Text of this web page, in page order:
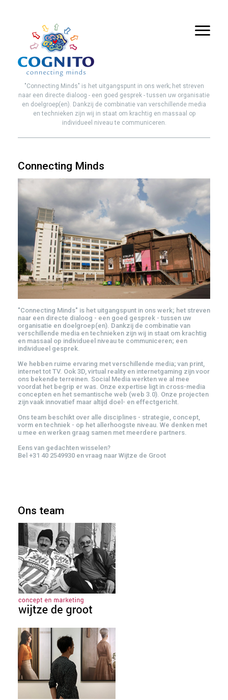
"Connecting Minds" is het uitgangspunt in ons werk; het streven
naar een directe dialoog - een goed gesprek - tussen uw organisatie
en doelgroep(en). Dankzij de combinatie van verschillende media
en technieken zijn wij in staat om krachtig en massaal op
individueel niveau te communiceren.
Connecting Minds
"Connecting Minds" is het uitgangspunt in ons werk; het streven
naar een directe dialoog - een goed gesprek - tussen uw
organisatie en doelgroep(en). Dankzij de combinatie van
verschillende media en technieken zijn wij in staat om krachtig
en massaal op individueel niveau te communiceren; een
individueel gesprek.
We hebben ruime ervaring met verschillende media; van print,
internet tot TV. Ook 3D, virtual reality en internetgaming zijn voor
ons bekende terreinen. Social Media werkten we al mee
voordat het begrip er was. Onze expertise ligt in cross-media
concepten en het semantische web (web 3.0). Onze projecten
zijn vaak innovatief maar altijd doel- en effectgericht.
Ons team beschikt over alle disciplines - strategie, concept,
vorm en techniek - op het allerhoogste niveau. We denken met
u mee en werken graag samen met meerdere partners.
Eens van gedachten wisselen?
Bel +31 40 2549930 en vraag naar Wijtze de Groot
Ons team